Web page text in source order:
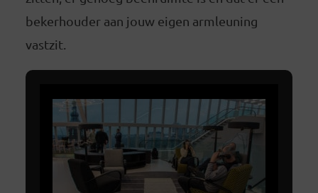
bekerhouder aan jouw eigen armleuning
vastzit.